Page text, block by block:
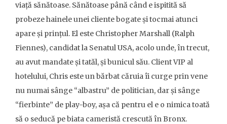
viață sănătoase. Sănătoase până când e ispitită să
probeze hainele unei cliente bogate și tocmai atunci
apare și prințul. El este Christopher Marshall (Ralph
Fiennes), candidat la Senatul USA, acolo unde, în trecut,
au avut mandate și tatăl, și bunicul său. Client VIP al
hotelului, Chris este un bărbat căruia îi curge prin vene
nu numai sânge “albastru” de politician, dar și sânge
“fierbinte” de play-boy, așa că pentru el e o nimica toată
să o seducă pe biata cameristă crescută în Bronx.